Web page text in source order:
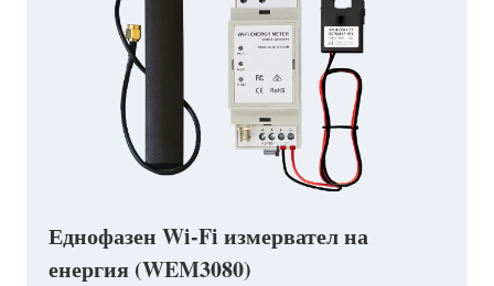
Еднофазен Wi-Fi измервател на
енергия (WEM3080)